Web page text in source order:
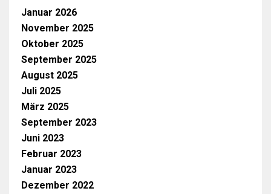
Januar 2026
November 2025
Oktober 2025
September 2025
August 2025
Juli 2025
März 2025
September 2023
Juni 2023
Februar 2023
Januar 2023
Dezember 2022